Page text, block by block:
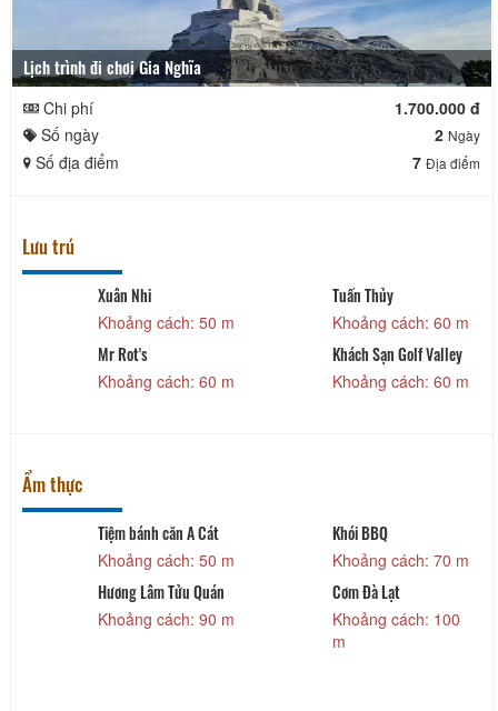
Lịch trình đi chơi Gia Nghĩa
Chi phí
1.700.000 đ
Số ngày
2 Ngày
Số địa điểm 7 Địa điểm
Lưu trú
Xuân Nhi
Khoảng cách: 50 m
Tuấn Thủy
Khoảng cách: 60 m
Mr Rot's
Khoảng cách: 60 m
Khách Sạn Golf Valley
Khoảng cách: 60 m
Ẩm thực
Tiệm bánh căn A Cát
Khoảng cách: 50 m
Khói BBQ
Khoảng cách: 70 m
Hương Lâm Tửu Quán
Khoảng cách: 90 m
Cơm Đà Lạt
Khoảng cách: 100
m